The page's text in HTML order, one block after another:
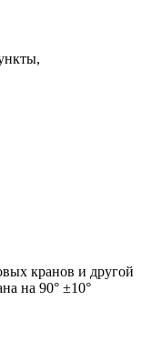
кранов и другой
на 90° ±10°